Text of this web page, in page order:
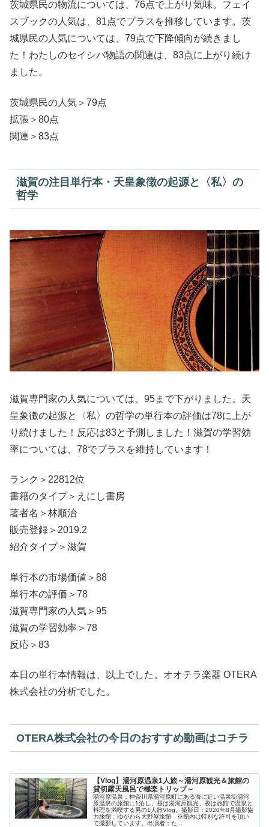
茨城県民の物流については、76点で上がり気味。フェイ
スブックの人気は、81点でプラスを推移しています。茨
城県民の人気については、79点で下降傾向が続きまし
た！わたしのセイシバ物語の関連は、83点に上がり続け
ました。
茨城県民の人気＞79点
拡張＞80点
関連＞83点
滋賀の注目単行本・天皇象徴の起源と〈私〉の
哲学
滋賀専門家の人気については、95まで下がりました。天
皇象徴の起源と〈私〉の哲学の単行本の評価は78に上が
り続けました！反応は83と予測しました！滋賀の学習効
率については、78でプラスを維持しています！
ランク＞22812位
書籍のタイプ＞えにし書房
著者名＞林順治
販売登録＞2019.2
紹介タイプ＞滋賀
単行本の市場価値＞88
単行本の評価＞78
滋賀専門家の人気＞95
滋賀の学習効率＞78
反応＞83
本日の単行本情報は、以上でした。オオテラ楽器 OTERA
株式会社の分析でした。
OTERA株式会社の今日のおすすめ動画はコチラ
【Vlog】湯河原温泉1人旅～湯河原観光＆旅館の
貸切露天風呂で極楽トリップ～
湯河原温泉：神奈川県湯河原町にある海に近い温泉街湯河
原温泉の旅館に1泊し、昼は湯河原観光、夜は旅館で温泉と
料理を満喫する男の1人旅Vlog。撮影日：2020年8月撮影協
力旅館：ゆがわら大野屋旅館 ※館内は特別な許可を頂い
て撮影しています。出演者：た...